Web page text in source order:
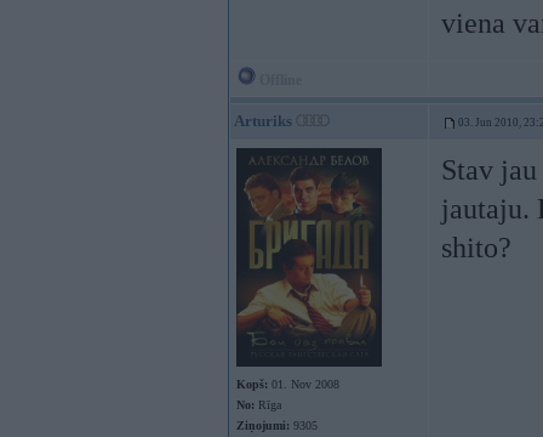
viena
Arturiks 03. Jun 2010,
Kopš: 01. Nov 2008
No: Rīga
Ziņojumi: 9305
Stav
jautaju.
shito?